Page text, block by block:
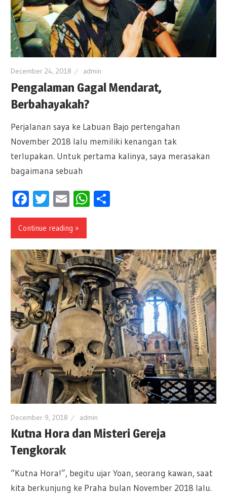
December 24, 2018 admin
Pengalaman Gagal Mendarat,
Berbahayakah?
Perjalanan saya ke Labuan Bajo pertengahan
November 2018 lalu memiliki kenangan tak
terlupakan. Untuk pertama kalinya, saya merasakan
bagaimana sebuah
Facebook
Twitter
EmailWhatsApp
Continue reading »
December 9, 2018 admin
Kutna Hora dan Misteri Gereja
Tengkorak
“Kutna Hora!”, begitu ujar Yoan, seorang kawan, saat
kita berkunjung ke Praha bulan November 2018 lalu.